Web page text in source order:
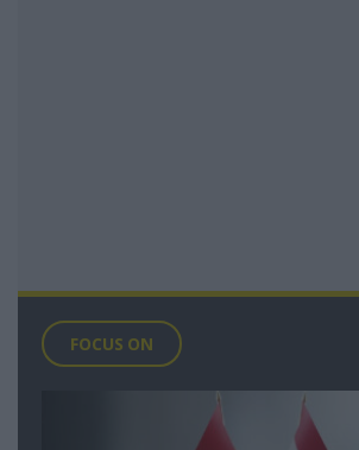
FOCUS ON